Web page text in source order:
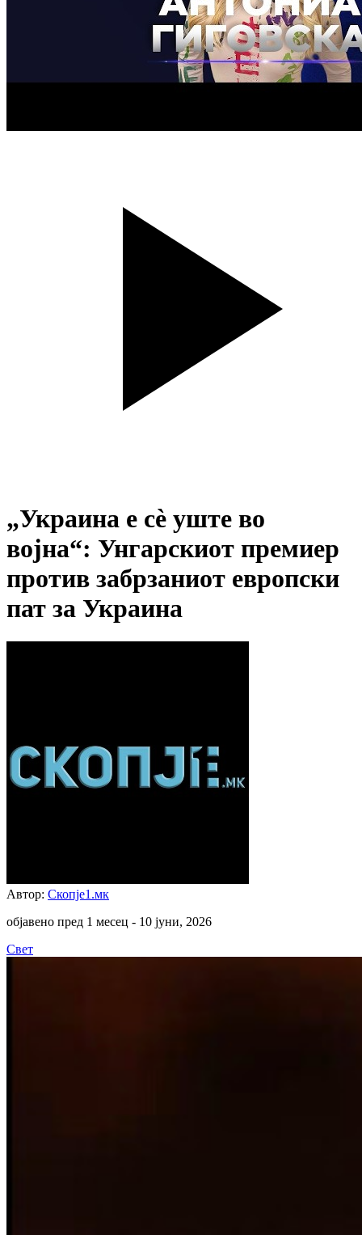
„Украина е сè уште во
војна“: Унгарскиот премиер
против забрзаниот европски
пат за Украина
Автор: Скопје1.мк
објавено пред 1 месец - 10 јуни, 2026
Свет